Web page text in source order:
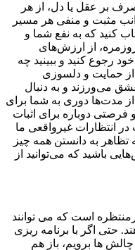
بر عقل یا دل، از هر
مثبت و منفی هر مسیر
کنید که به نفع شما و
از ارزش‌های
رجوع کنید و ببینید چه
از حمایت و دلسوزی
عشق می‌ورزند و به دنبال
مدت‌ها دوری به شما برای
دوباره برای اثبات
انتظارات غیرواقعی ما
تظاهر به دانستن همه چیز
باشید که می‌توانید از
است که می توانند
حتی اگر با برنامه ریزی
ها برویم، باز هم